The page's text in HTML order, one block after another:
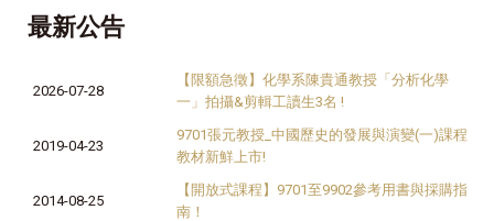
最新公告
2026-07-28
【限額急徵】化學系陳貴通教授「分析化學
一」拍攝&剪輯工讀生3名 !
2019-04-23
9701張元教授_中國歷史的發展與演變(一)課程
教材新鮮上市!
2014-08-25
【開放式課程】9701至9902參考用書與採購指
南！